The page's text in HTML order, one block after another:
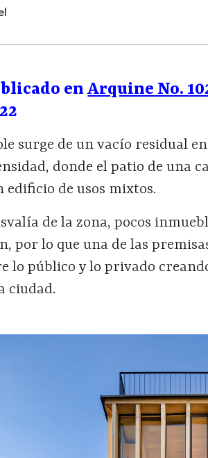
enArquine No.
surge de un vacío residual
donde el patio de una
de usos mixtos.
de la zona, pocos
por lo que una de las
lo público y lo privado
ciudad.